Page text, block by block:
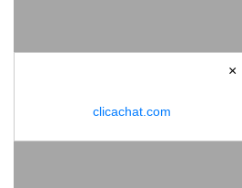
×
clicachat.com